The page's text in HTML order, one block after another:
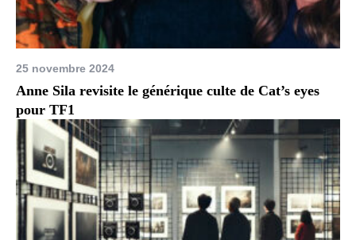
25 novembre 2024
Anne Sila revisite le générique culte de Cat’s eyes
pour TF1